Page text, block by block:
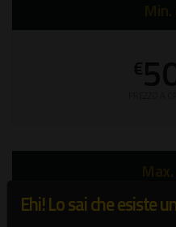
Ehi! Lo sai che esiste